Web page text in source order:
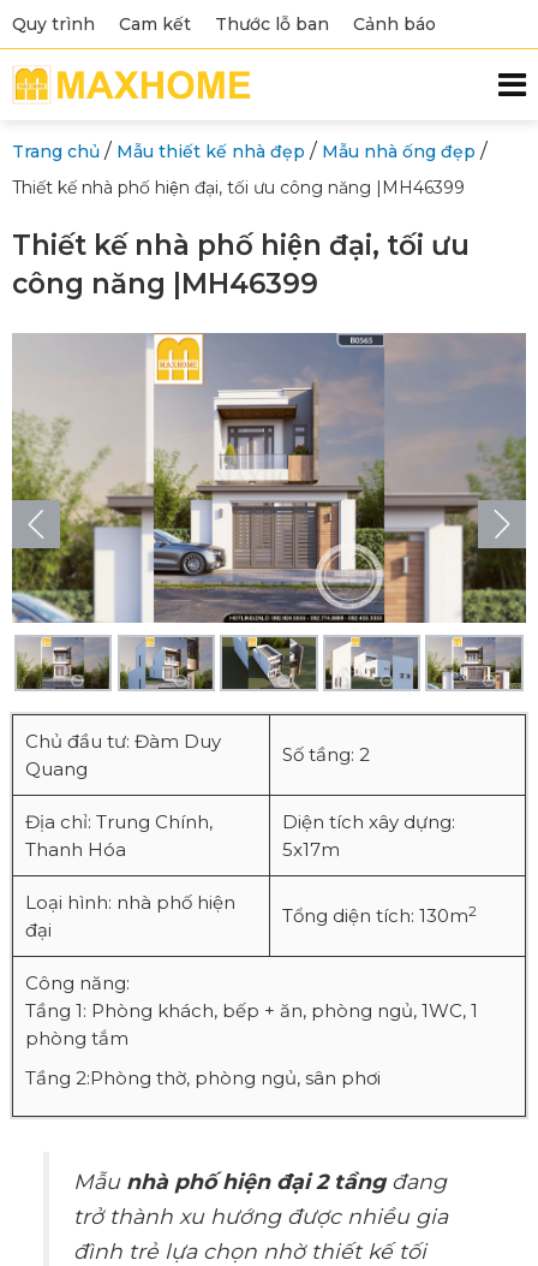
Quy trình Cam kết Thước lỗ ban Cảnh báo
Trang chủ / Mẫu thiết kế nhà đẹp / Mẫu nhà ống đẹp /
Thiết kế nhà phố hiện đại, tối ưu công năng |MH46399
Thiết kế nhà phố hiện đại, tối ưu
công năng |MH46399
Chủ đầu tư: Đàm Duy
Quang
Số tầng: 2
Địa chỉ: Trung Chính,
Thanh Hóa
Diện tích xây dựng:
5x17m
Loại hình: nhà phố hiện
đại
Tổng diện tích: 130m2
Công năng:
Tầng 1: Phòng khách, bếp + ăn, phòng ngủ, 1WC, 1
phòng tắm
Tầng 2:Phòng thờ, phòng ngủ, sân phơi
Mẫu nhà phố hiện đại 2 tầngđang
trở thành xu hướng được nhiều gia
đình trẻ lựa chọn nhờ thiết kế tối